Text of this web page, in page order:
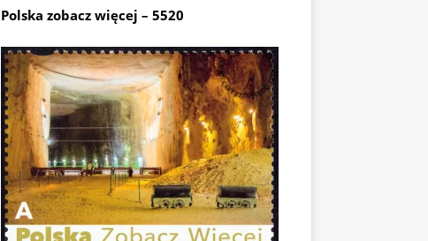
Polska zobacz więcej – 5520